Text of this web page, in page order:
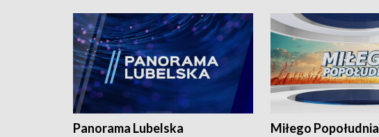
Panorama Lubelska Miłego Popołudnia